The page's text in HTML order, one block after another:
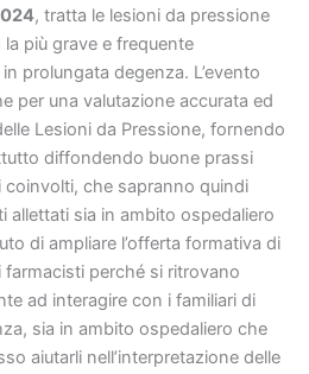
, tratta le lesioni da pressione
più grave e frequente
prolungata degenza. L’evento
per una valutazione accurata ed
Lesioni da Pressione, fornendo
diffondendo buone prassi
che sapranno quindi
allettati sia in ambito ospedaliero
di ampliare l’offerta formativa di
perché si ritrovano
ad interagire con i familiari di
sia in ambito ospedaliero che
aiutarli nell’interpretazione delle